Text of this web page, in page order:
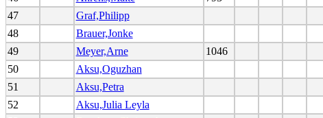
47
Graf,Philipp
48
Brauer,Jonke
49
Meyer,Arne
1046
50
Aksu,Oguzhan
51
Aksu,Petra
52
Aksu,Julia Leyla